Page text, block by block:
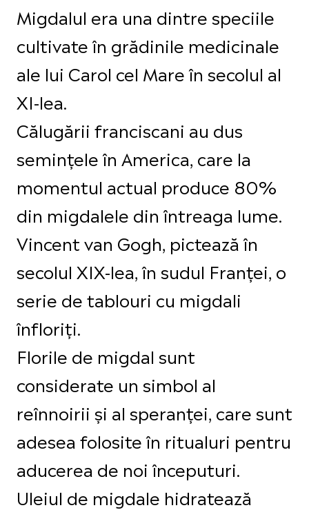
Migdalul era una dintre speciile
cultivate în grădinile medicinale
ale lui Carol cel Mare în secolul al
XI-lea.
Călugării franciscani au dus
semințele în America, care la
momentul actual produce 80%
din migdalele din întreaga lume.
Vincent van Gogh, pictează în
secolul XIX-lea, în sudul Franței, o
serie de tablouri cu migdali
înfloriți.
Florile de migdal sunt
considerate un simbol al
reînnoirii și al speranței, care sunt
adesea folosite în ritualuri pentru
aducerea de noi începuturi.
Uleiul de migdale hidratează